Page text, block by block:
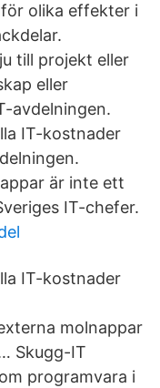
olika effekter i
till projekt eller
eller
avdelningen.
IT-kostnader
är inte ett
IT-chefer.
IT-kostnader
molnappar
Skugg-IT
programvara i